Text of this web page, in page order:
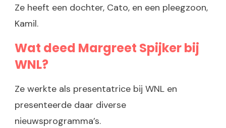
Ze heeft een dochter, Cato, en een pleegzoon,
Kamil.
Wat deed Margreet Spijker bij
WNL?
Ze werkte als presentatrice bij WNL en
presenteerde daar diverse
nieuwsprogramma’s.